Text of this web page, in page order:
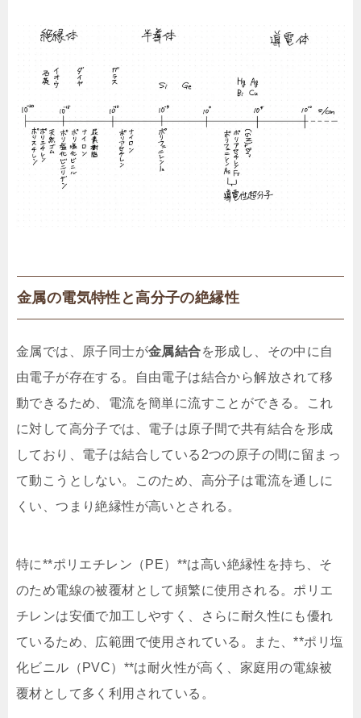
金属の電気特性と高分子の絶縁性
金属では、原子同士が金属結合を形成し、その中に自
由電子が存在する。自由電子は結合から解放されて移
動できるため、電流を簡単に流すことができる。これ
に対して高分子では、電子は原子間で共有結合を形成
しており、電子は結合している2つの原子の間に留まっ
て動こうとしない。このため、高分子は電流を通しに
くい、つまり絶縁性が高いとされる。
特に**ポリエチレン（PE）**は高い絶縁性を持ち、そ
のため電線の被覆材として頻繁に使用される。ポリエ
チレンは安価で加工しやすく、さらに耐久性にも優れ
ているため、広範囲で使用されている。また、**ポリ塩
化ビニル（PVC）**は耐火性が高く、家庭用の電線被
覆材として多く利用されている。